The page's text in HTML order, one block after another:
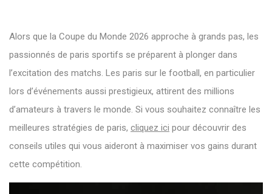
Alors que la Coupe du Monde 2026 approche à grands pas, les
passionnés de paris sportifs se préparent à plonger dans
l’excitation des matchs. Les paris sur le football, en particulier
lors d’événements aussi prestigieux, attirent des millions
d’amateurs à travers le monde. Si vous souhaitez connaître les
meilleures stratégies de paris, cliquez ici pour découvrir des
conseils utiles qui vous aideront à maximiser vos gains durant
cette compétition.